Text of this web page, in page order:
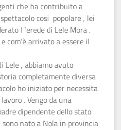
che ha contribuito a
cosi popolare , lei
l ‘erede di Lele Mora .
com’è arrivato a essere il
Lele , abbiamo avuto
completamente diversa
ho iniziato per necessita
. Vengo da una
dipendente dello stato
nato a Nola in provincia